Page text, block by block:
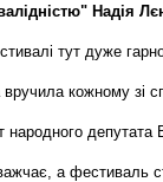
Надія
тут дуже
кожному зі
народного
а фестиваль